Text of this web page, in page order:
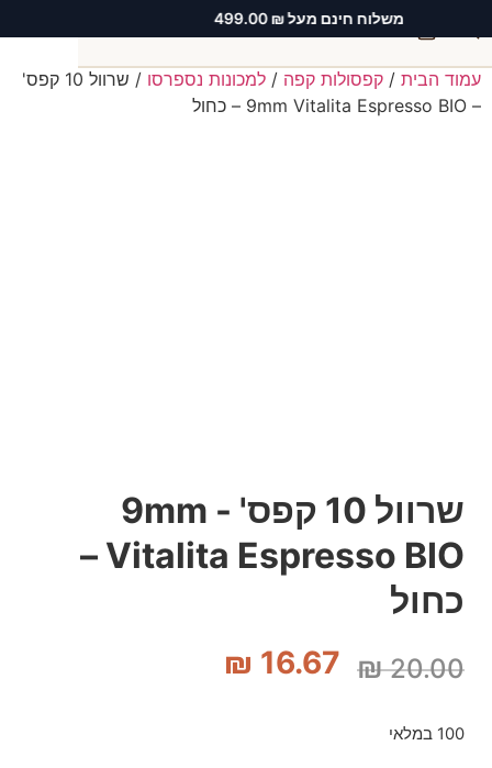
משלוח חינם מעל ₪ 499.00
חיפוש
עמוד הבית / קפסולות קפה / למכונות נספרסו
/ שרוול 10 קפס'
– 9mm Vitalita Espresso BIO – כחול
שרוול 10 קפס' - 9mm
Vitalita Espresso BIO –
כחול
₪20.00
₪ 16.67
100 במלאי